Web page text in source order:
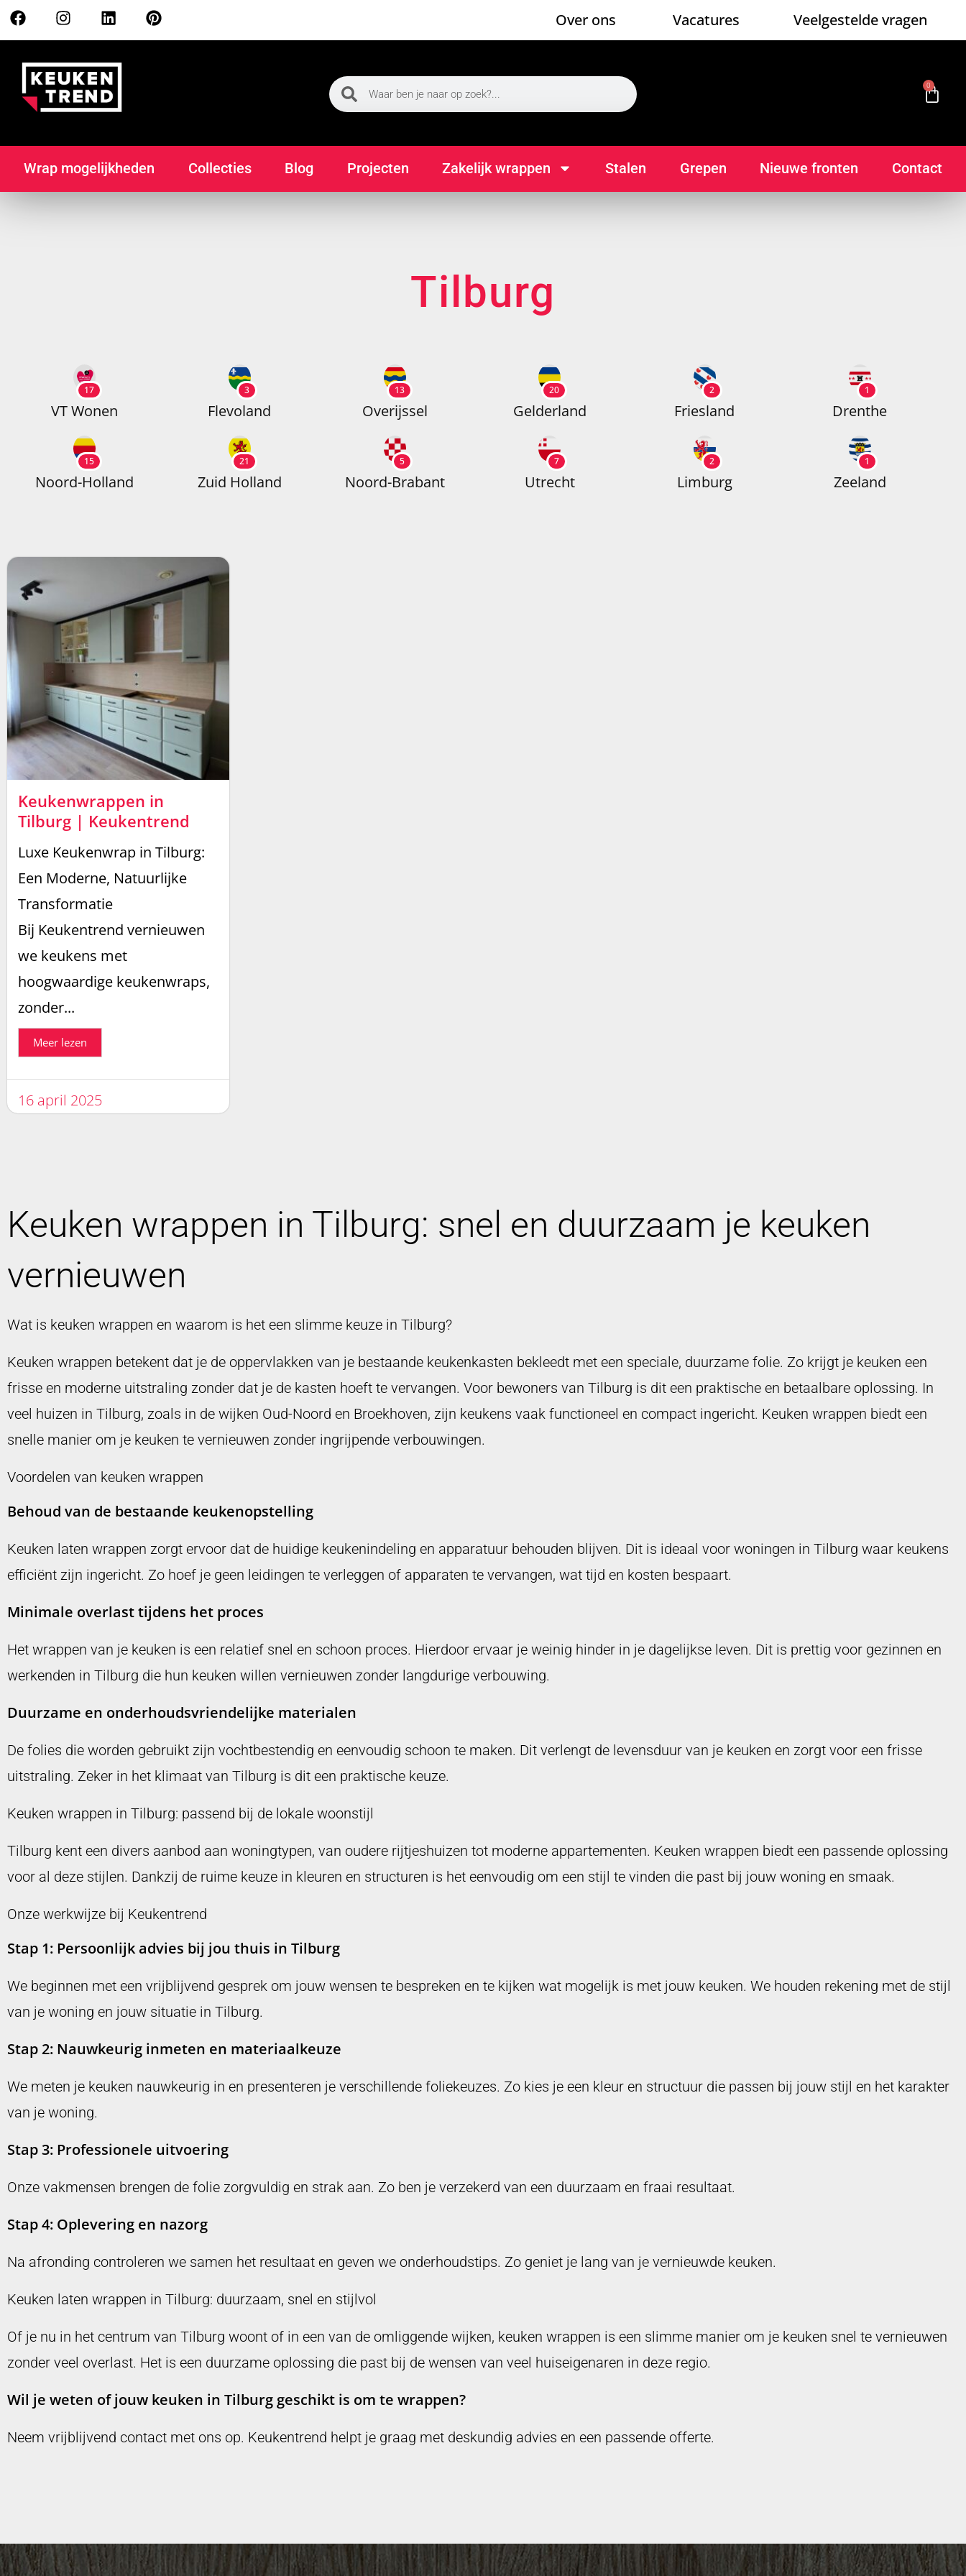
Over ons Vacatures Veelgestelde vragen
0
Wrap mogelijkheden Collecties Blog Projecten Zakelijk wrappen Stalen Grepen Nieuwe fronten Contact
Tilburg
17
VT Wonen
3
Flevoland
13
Overijssel
20
Gelderland
2
Friesland
1
Drenthe
15
Noord-Holland
21
Zuid Holland
5
Noord-Brabant
7
Utrecht
2
Limburg
1
Zeeland
Keukenwrappen in
Tilburg | Keukentrend
16 april 2025
Luxe Keukenwrap in Tilburg:
Een Moderne, Natuurlijke
Transformatie
Bij Keukentrend vernieuwen
we keukens met
hoogwaardige keukenwraps,
zonder...
Meer lezen
Keuken wrappen in Tilburg: snel en duurzaam je keuken
vernieuwen
Wat is keuken wrappen en waarom is het een slimme keuze in Tilburg?
Keuken wrappen betekent dat je de oppervlakken van je bestaande keukenkasten bekleedt met een speciale, duurzame folie. Zo krijgt je keuken een
frisse en moderne uitstraling zonder dat je de kasten hoeft te vervangen. Voor bewoners van Tilburg is dit een praktische en betaalbare oplossing. In
veel huizen in Tilburg, zoals in de wijken Oud-Noord en Broekhoven, zijn keukens vaak functioneel en compact ingericht. Keuken wrappen biedt een
snelle manier om je keuken te vernieuwen zonder ingrijpende verbouwingen.
Voordelen van keuken wrappen
Behoud van de bestaande keukenopstelling
Keuken laten wrappen zorgt ervoor dat de huidige keukenindeling en apparatuur behouden blijven. Dit is ideaal voor woningen in Tilburg waar keukens
efficiënt zijn ingericht. Zo hoef je geen leidingen te verleggen of apparaten te vervangen, wat tijd en kosten bespaart.
Minimale overlast tijdens het proces
Het wrappen van je keuken is een relatief snel en schoon proces. Hierdoor ervaar je weinig hinder in je dagelijkse leven. Dit is prettig voor gezinnen en
werkenden in Tilburg die hun keuken willen vernieuwen zonder langdurige verbouwing.
Duurzame en onderhoudsvriendelijke materialen
De folies die worden gebruikt zijn vochtbestendig en eenvoudig schoon te maken. Dit verlengt de levensduur van je keuken en zorgt voor een frisse
uitstraling. Zeker in het klimaat van Tilburg is dit een praktische keuze.
Keuken wrappen in Tilburg: passend bij de lokale woonstijl
Tilburg kent een divers aanbod aan woningtypen, van oudere rijtjeshuizen tot moderne appartementen. Keuken wrappen biedt een passende oplossing
voor al deze stijlen. Dankzij de ruime keuze in kleuren en structuren is het eenvoudig om een stijl te vinden die past bij jouw woning en smaak.
Onze werkwijze bij Keukentrend
Stap 1: Persoonlijk advies bij jou thuis in Tilburg
We beginnen met een vrijblijvend gesprek om jouw wensen te bespreken en te kijken wat mogelijk is met jouw keuken. We houden rekening met de stijl
van je woning en jouw situatie in Tilburg.
Stap 2: Nauwkeurig inmeten en materiaalkeuze
We meten je keuken nauwkeurig in en presenteren je verschillende foliekeuzes. Zo kies je een kleur en structuur die passen bij jouw stijl en het karakter
van je woning.
Stap 3: Professionele uitvoering
Onze vakmensen brengen de folie zorgvuldig en strak aan. Zo ben je verzekerd van een duurzaam en fraai resultaat.
Stap 4: Oplevering en nazorg
Na afronding controleren we samen het resultaat en geven we onderhoudstips. Zo geniet je lang van je vernieuwde keuken.
Keuken laten wrappen in Tilburg: duurzaam, snel en stijlvol
Of je nu in het centrum van Tilburg woont of in een van de omliggende wijken, keuken wrappen is een slimme manier om je keuken snel te vernieuwen
zonder veel overlast. Het is een duurzame oplossing die past bij de wensen van veel huiseigenaren in deze regio.
Wil je weten of jouw keuken in Tilburg geschikt is om te wrappen?
Neem vrijblijvend contact met ons op. Keukentrend helpt je graag met deskundig advies en een passende offerte.